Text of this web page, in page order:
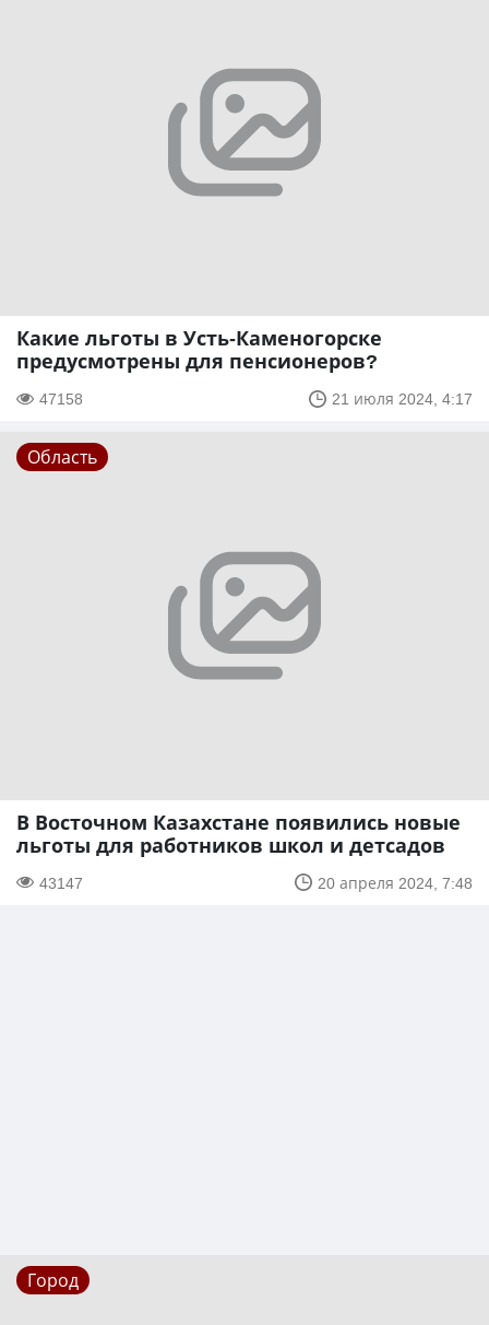
Какие льготы в Усть-Каменогорске
предусмотрены для пенсионеров?
47158 21 июля 2024, 4:17
Область
В Восточном Казахстане появились новые
льготы для работников школ и детсадов
43147 20 апреля 2024, 7:48
Город